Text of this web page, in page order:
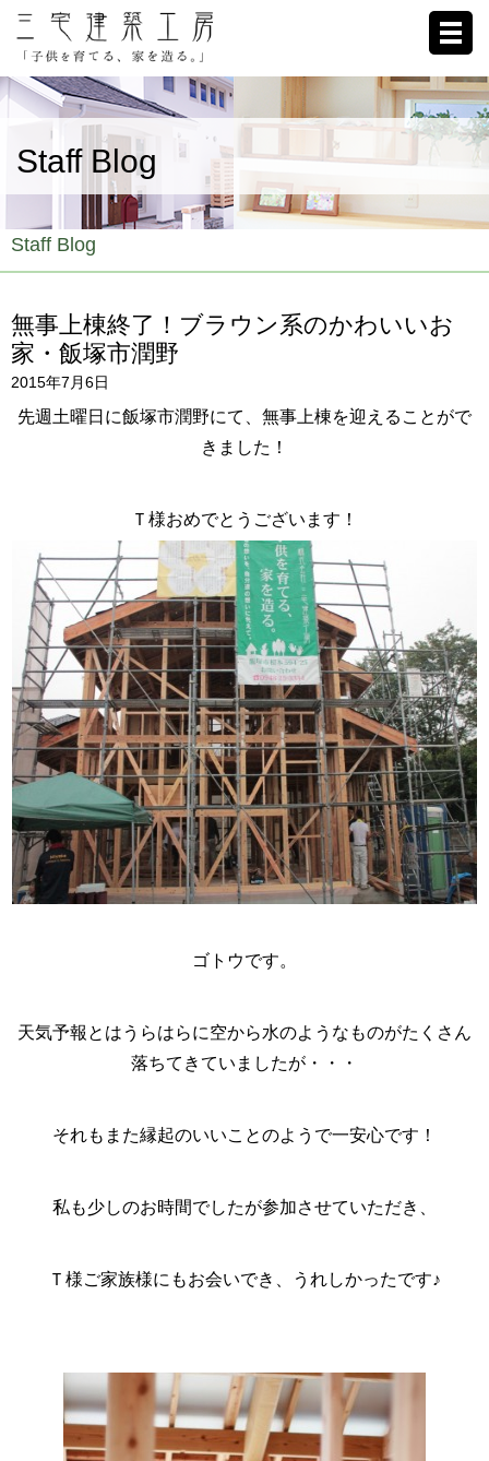
ホーム
家への想い
施工例
ブログ
リクルート
会社概要
お問い合わせ
Staff Blog
Staff Blog
無事上棟終了！ブラウン系のかわいいお
家・飯塚市潤野
2015年7月6日
先週土曜日に飯塚市潤野にて、無事上棟を迎えることがで
きました！
Ｔ様おめでとうございます！
ゴトウです。
天気予報とはうらはらに空から水のようなものがたくさん
落ちてきていましたが・・・
それもまた縁起のいいことのようで一安心です！
私も少しのお時間でしたが参加させていただき、
Ｔ様ご家族様にもお会いでき、うれしかったです♪